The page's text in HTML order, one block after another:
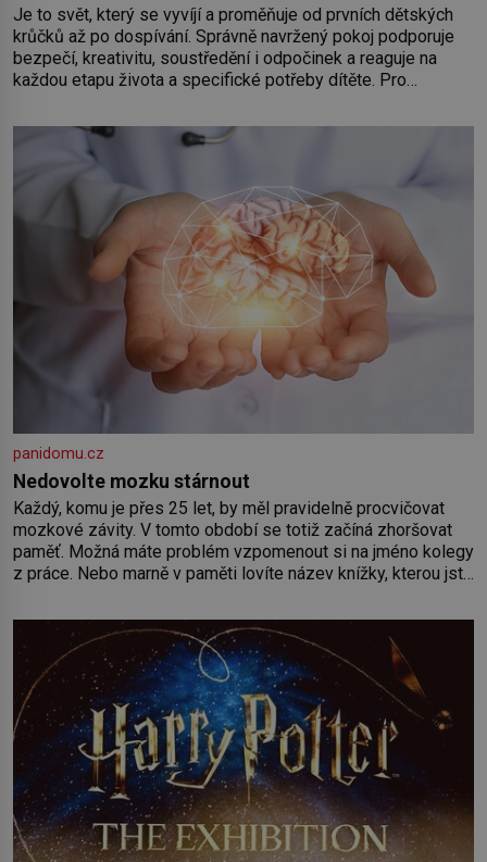
Je to svět, který se vyvíjí a proměňuje od prvních dětských
krůčků až po dospívání. Správně navržený pokoj podporuje
bezpečí, kreativitu, soustředění i odpočinek a reaguje na
každou etapu života a specifické potřeby dítěte. Pro
by pokoj miminka měl působit především klidně a útulně.
Předškolní věk je
panidomu.cz
Nedovolte mozku stárnout
Každý, komu je přes 25 let, by měl pravidelně procvičovat
mozkové závity. V tomto období se totiž začíná zhoršovat
paměť. Možná máte problém vzpomenout si na jméno kolegy
z práce. Nebo marně v paměti lovíte název knížky, kterou jste
paměť rozhodla stávkovat. Cvičte